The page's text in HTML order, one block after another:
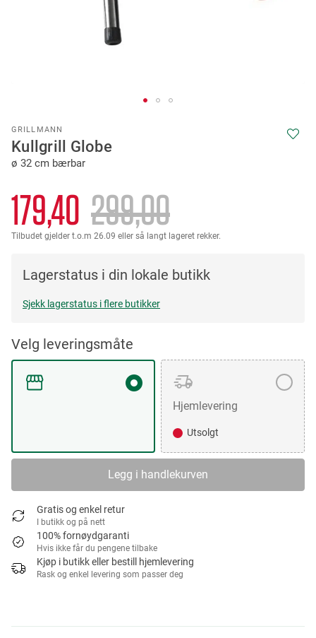
GRILLMANN
Kullgrill Globe
ø 32 cm bærbar
179,40 299,00
Tilbudet gjelder t.o.m 26.09 eller så langt lageret rekker.
Lagerstatus i din lokale butikk
Sjekk lagerstatus i flere butikker
Velg leveringsmåte
Hjemlevering
Utsolgt
Legg i handlekurven
Gratis og enkel retur
I butikk og på nett
100% fornøydgaranti
Hvis ikke får du pengene tilbake
Kjøp i butikk eller bestill hjemlevering
Rask og enkel levering som passer deg
to
the
beginning
the
images
gallery